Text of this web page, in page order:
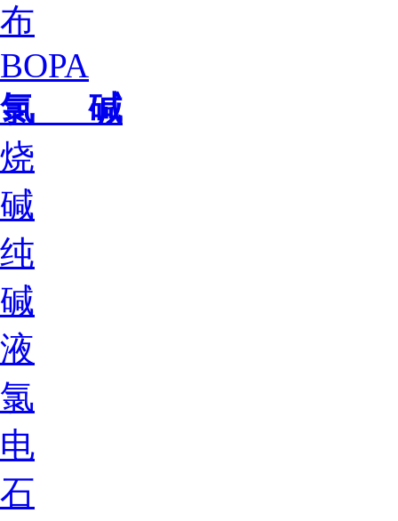
布
BOPA
氯 碱
烧
碱
纯
碱
液
氯
电
石